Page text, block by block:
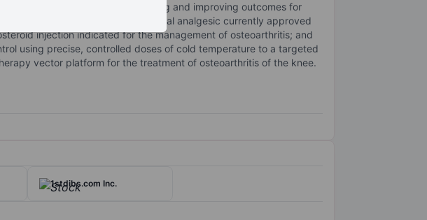
solutions dedicated to advancing and improving outcomes for
EXPAREL a long-acting, local analgesic currently approved
injection indicated for the management of osteoarthritis; and
using precise, controlled doses of cold temperature to a targeted
vector platform for the treatment of osteoarthritis of the knee.
1stdibs.com Inc.